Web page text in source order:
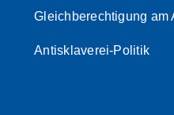
Gleichberechtigung am
Antisklaverei-Politik